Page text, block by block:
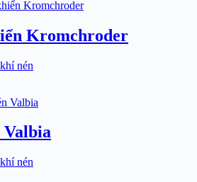
Kromchroder
nén
Valbia
nén